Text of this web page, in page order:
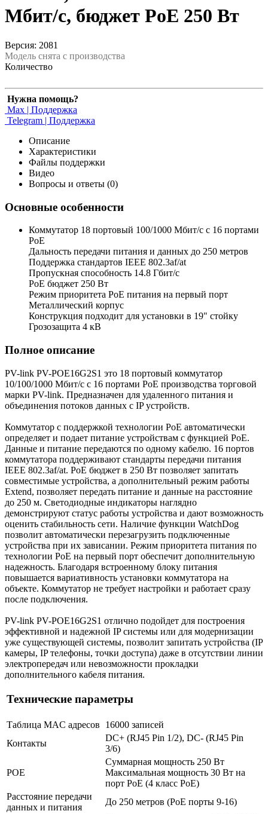
Мбит/c, бюджет PoE 250 Вт
Версия: 2081
Модель снята с производства
Количество
Нужна помощь?
Max | Поддержка
Telegram | Поддержка
Описание
Характеристики
Файлы поддержки
Видео
Вопросы и ответы (0)
Основные особенности
Коммутатор 18 портовый 100/1000 Мбит/с с 16 портами
PoE
Дальность передачи питания и данных до 250 метров
Поддержка стандартов IEEE 802.3af/at
Пропускная способность 14.8 Гбит/с
PoE бюджет 250 Вт
Режим приоритета PoE питания на первый порт
Металлический корпус
Конструкция подходит для установки в 19" стойку
Грозозащита 4 кВ
Полное описание
PV-link PV-POE16G2S1 это 18 портовый коммутатор
10/100/1000 Мбит/с с 16 портами PoE производства торговой
марки PV-link. Предназначен для удаленного питания и
объединения потоков данных с IP устройств.
Коммутатор с поддержкой технологии PoE автоматически
определяет и подает питание устройствам с функцией РоЕ.
Данные и питание передаются по одному кабелю. 16 портов
коммутатора поддерживают стандарты передачи питания
IEEE 802.3af/at. PoE бюджет в 250 Вт позволяет запитать
совместимые устройства, а дополнительный режим работы
Extend, позволяет передать питание и данные на расстояние
до 250 м. Светодиодные индикаторы наглядно
демонстрируют статус работы устройства и дают возможность
оценить стабильность сети. Наличие функции WatchDog
позволит автоматически перезагрузить подключенные
устройства при их зависании. Режим приоритета питания по
технологии PoE на первый порт обеспечит дополнительную
надежность. Благодаря встроенному блоку питания
повышается вариативность установки коммутатора на
объекте. Коммутатор не требует настройки и работает сразу
после подключения.
PV-link PV-POE16G2S1 отлично подойдет для построения
эффективной и надежной IP системы или для модернизации
уже существующей системы, позволит запитать устройства (IP
камеры, IP телефоны, точки доступа) даже в отсутствии линии
электропередач или невозможности прокладки
дополнительного кабеля питания.
Технические параметры
Таблица MAC адресов
16000 записей
Контакты
DC+ (RJ45 Pin 1/2), DC- (RJ45 Pin
3/6)
POE
Суммарная мощность 250 Вт
Максимальная мощность 30 Вт на
порт PoE (4 класс PoE)
Расстояние передачи
данных и питания
До 250 метров (PoE порты 9-16)